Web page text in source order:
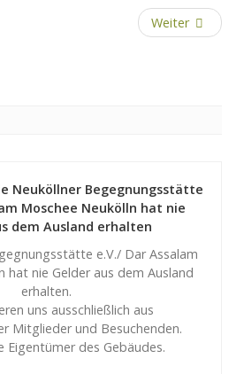
Weiter
Neuköllner Begegnungsstätte
Moschee Neukölln hat nie
dem Ausland erhalten
e.V./ Dar Assalam
hat nie Gelder aus dem Ausland
erhalten.
uns ausschließlich aus
Mitglieder und Besuchenden.
Eigentümer des Gebäudes.